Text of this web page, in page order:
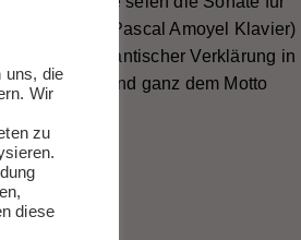
Cello und Pascal Amoyel Klavier)
an romantischer Verklärung in
und ganz dem Motto
Lebens.“
uns, die
Wir
zu
diese